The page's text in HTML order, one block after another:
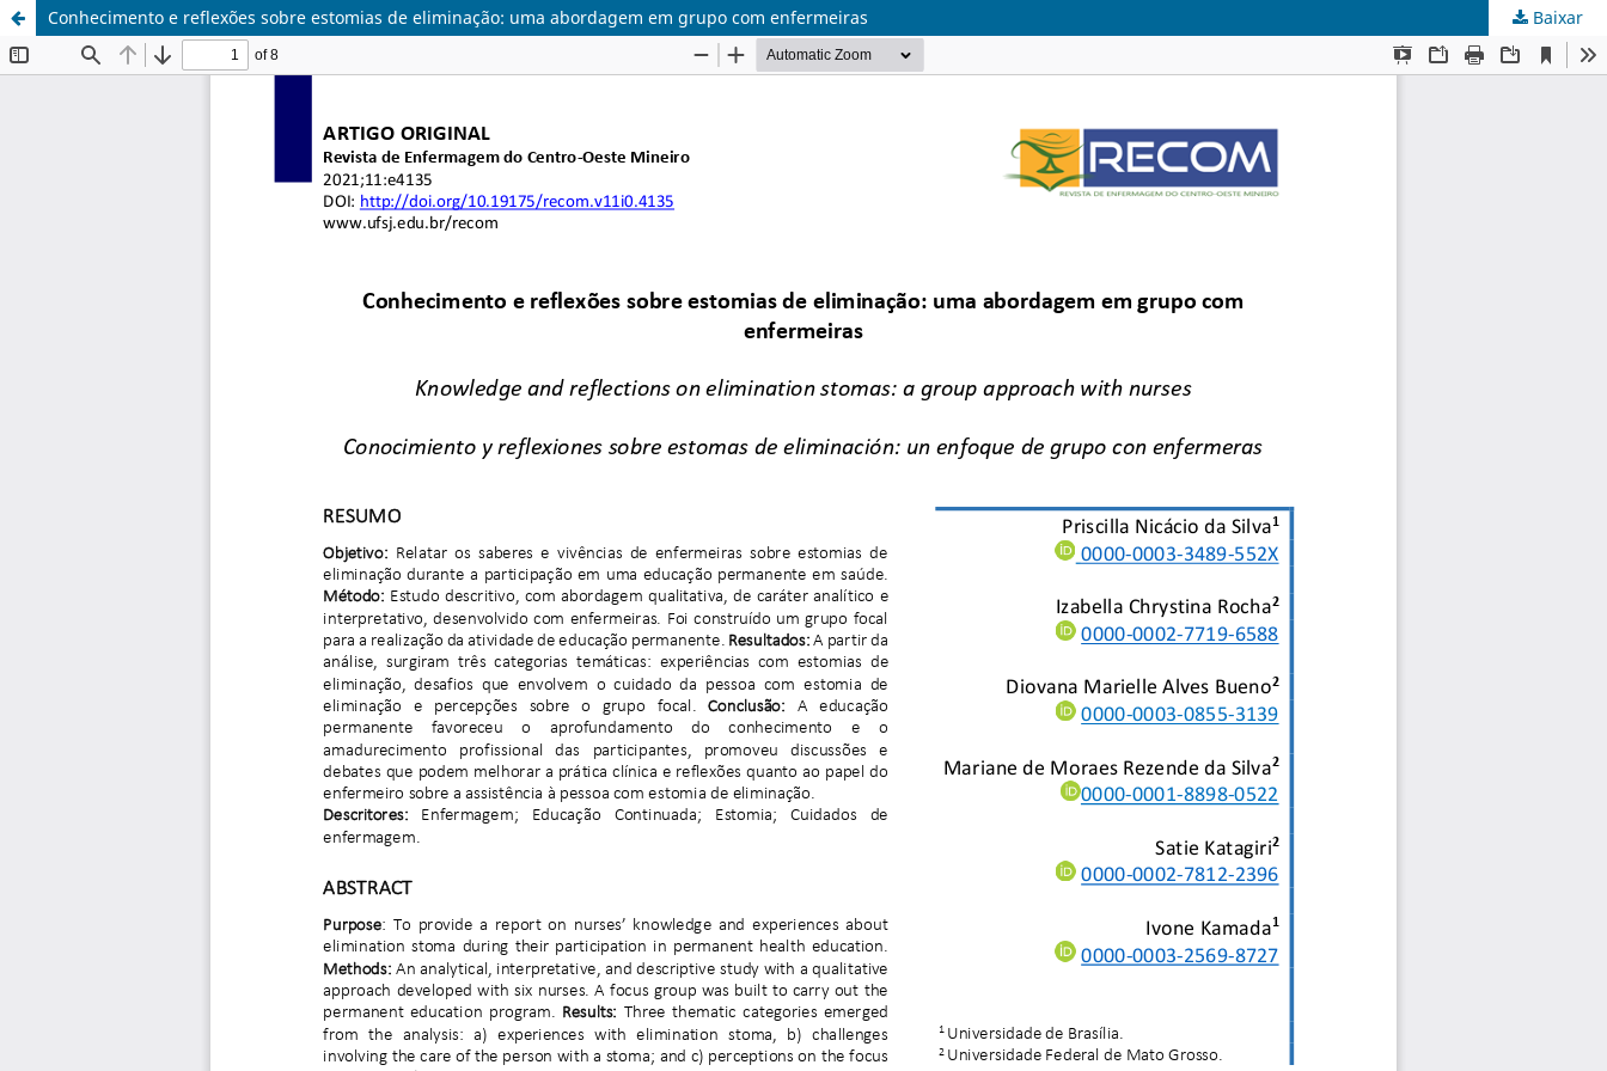
Conhecimento e reflexões sobre estomias de eliminação: uma abordagem em grupo com enfermeiras Baixar